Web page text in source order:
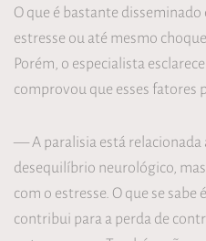
O que é bastante
estresse ou até mesmo
Porém, o especialista
comprovou que esses fatores
— A paralisia está relacionada
desequilíbrio neurológico,
com o estresse. O que se
contribui para a perda de